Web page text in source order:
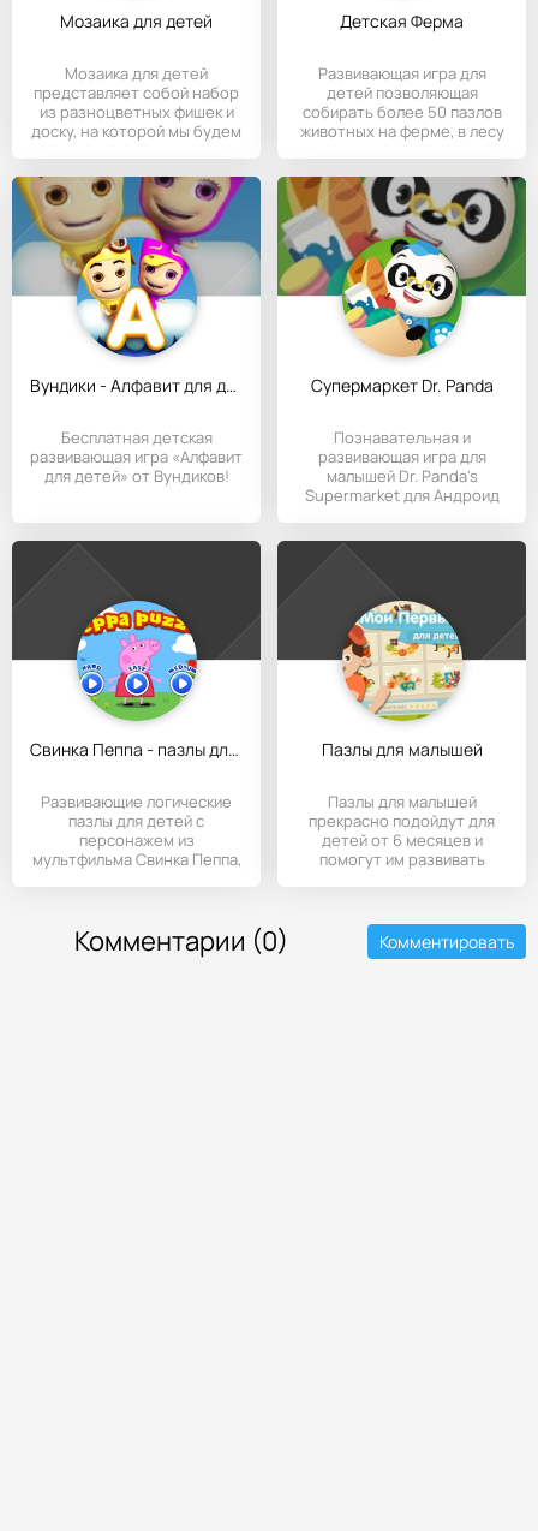
Мозаика для детей
Мозаика для детей
представляет собой набор
из разноцветных фишек и
доску, на которой мы будем
Детская Ферма
Развивающая игра для
детей позволяющая
собирать более 50 пазлов
животных на ферме, в лесу
Вундики - Алфавит для детей
Бесплатная детская
развивающая игра «Алфавит
для детей» от Вундиков!
Супермаркет Dr. Panda
Познавательная и
развивающая игра для
малышей Dr. Panda's
Supermarket для Андроид
Свинка Пеппа - пазлы для малышей
Развивающие логические
пазлы для детей с
персонажем из
мультфильма Свинка Пеппа,
Пазлы для малышей
Пазлы для малышей
прекрасно подойдут для
детей от 6 месяцев и
помогут им развивать
Комментарии (0) Комментировать